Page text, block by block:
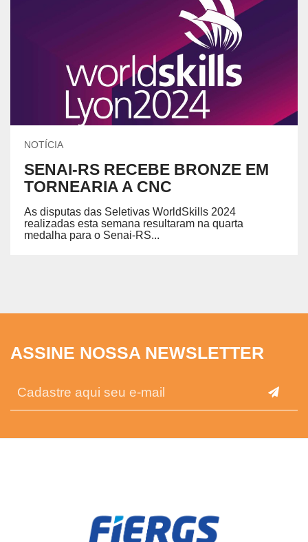
NOTÍCIA
SENAI-RS RECEBE BRONZE EM
TORNEARIA A CNC
As disputas das Seletivas WorldSkills 2024
realizadas esta semana resultaram na quarta
medalha para o Senai-RS...
ASSINE NOSSA NEWSLETTER